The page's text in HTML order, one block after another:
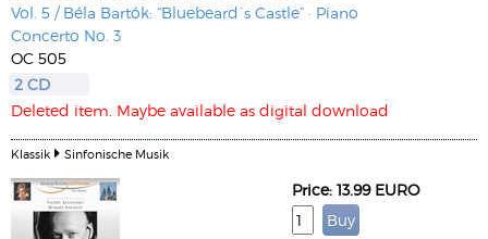
Vol. 5 / Béla Bartók: “Bluebeard´s Castle” · Piano
Concerto No. 3
OC 505
2 CD
Deleted item. Maybe available as digital download
Klassik Sinfonische Musik
Price: 13.99 EURO